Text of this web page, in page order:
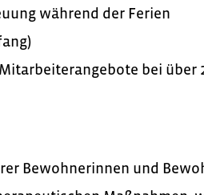
während der Ferien
bei über
Bewohnerinnen und